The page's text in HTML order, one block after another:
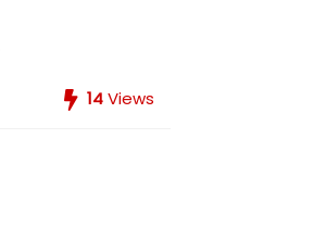
14Views